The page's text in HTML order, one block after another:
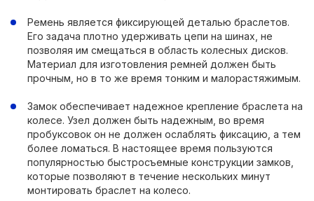
Ремень является фиксирующей деталью браслетов.
Его задача плотно удерживать цепи на шинах, не
позволяя им смещаться в область колесных дисков.
Материал для изготовления ремней должен быть
прочным, но в то же время тонким и малорастяжимым.
Замок обеспечивает надежное крепление браслета на
колесе. Узел должен быть надежным, во время
пробуксовок он не должен ослаблять фиксацию, а тем
более ломаться. В настоящее время пользуются
популярностью быстросъемные конструкции замков,
которые позволяют в течение нескольких минут
монтировать браслет на колесо.